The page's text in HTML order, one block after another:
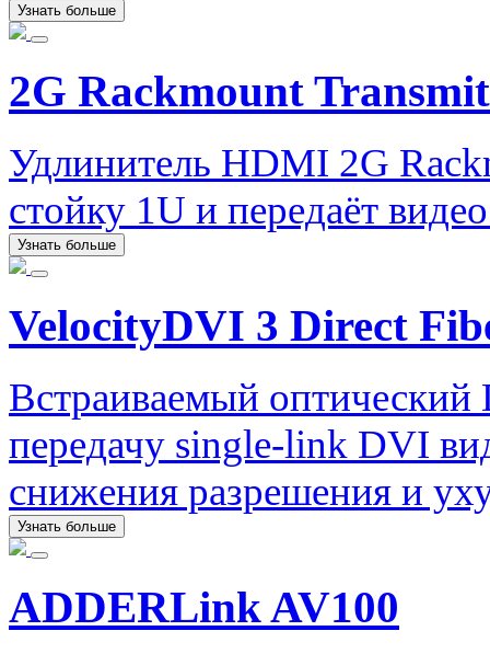
Узнать больше
2G Rackmount
Удлинитель HDMI 2G
стойку 1U и передаёт
Узнать больше
VelocityDVI 3 Direct
Встраиваемый оптический
передачу single-link DVI
снижения разрешения и
Узнать больше
ADDERLink AV100